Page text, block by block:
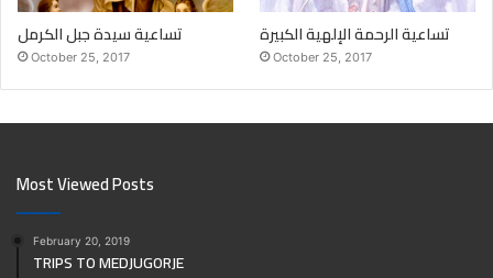
تساعية سيدة جبل الكرمل
October 25, 2017
تساعية الرحمة الإلهية الكبيرة
October 25, 2017
Most Viewed Posts
February 20, 2019
TRIPS TO MEDJUGORJE